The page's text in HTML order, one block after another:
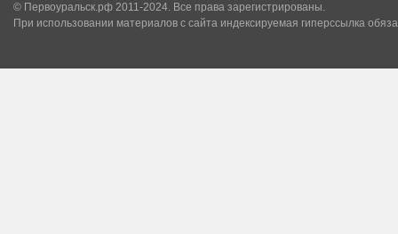
© Первоуральск.рф 2011-2024. Все права зарегистрированы.
При использовании материалов с сайта индексируемая гиперссылка